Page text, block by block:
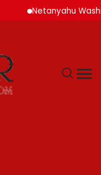
Netanyahu